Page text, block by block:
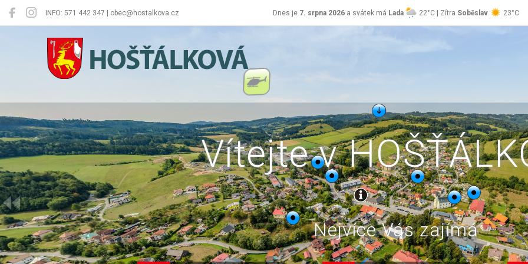
INFO: 571 442 347 | obec@hostalkova.cz Dnes je 7. srpna 2026 a svátek má Lada 22°C | Zítra Soběslav 23°C
Hošťálková
Vítejte v
Nejvíce Vás zajímá